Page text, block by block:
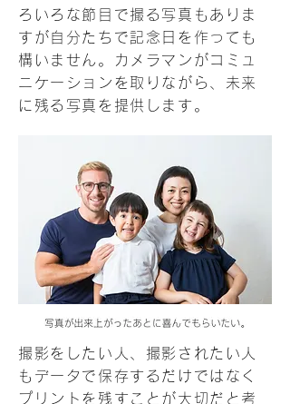
ろいろな節目で撮る写真もありま
すが自分たちで記念日を作っても
構いません。カメラマンがコミュ
ニケーションを取りながら、未来
に残る写真を提供します。
撮影をしたい人、撮影されたい人
もデータで保存するだけではなく
プリントを残すことが大切だと考